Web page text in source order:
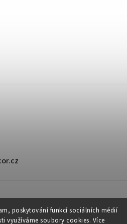
poskytování funkcí sociálních médií
využíváme soubory cookies. Více